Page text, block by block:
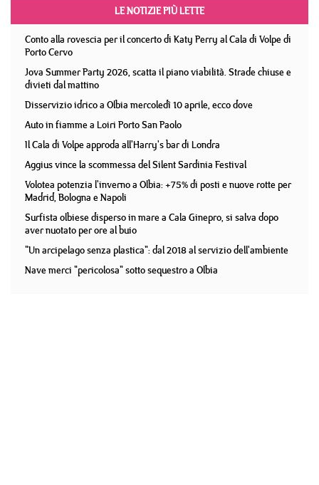
LE NOTIZIE PIÙ LETTE
Conto alla rovescia per il concerto di Katy Perry al Cala di Volpe di
Porto Cervo
Jova Summer Party 2026, scatta il piano viabilità. Strade chiuse e
divieti dal mattino
Disservizio idrico a Olbia mercoledì 10 aprile, ecco dove
Auto in fiamme a Loiri Porto San Paolo
Il Cala di Volpe approda all'Harry's bar di Londra
Aggius vince la scommessa del Silent Sardinia Festival
Volotea potenzia l'inverno a Olbia: +75% di posti e nuove rotte per
Madrid, Bologna e Napoli
Surfista olbiese disperso in mare a Cala Ginepro, si salva dopo
aver nuotato per ore al buio
"Un arcipelago senza plastica": dal 2018 al servizio dell'ambiente
Nave merci "pericolosa" sotto sequestro a Olbia